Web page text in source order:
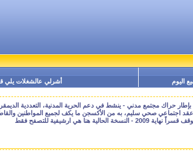
اليوم أشرلي عالشغلات يلي
حراك مجتمع مدني - ينشط في دعم الحرية المدنية، التعددية
عقد اجتماعي صحي سليم، به من الأكسجن ما يكف لجميع المواطنين